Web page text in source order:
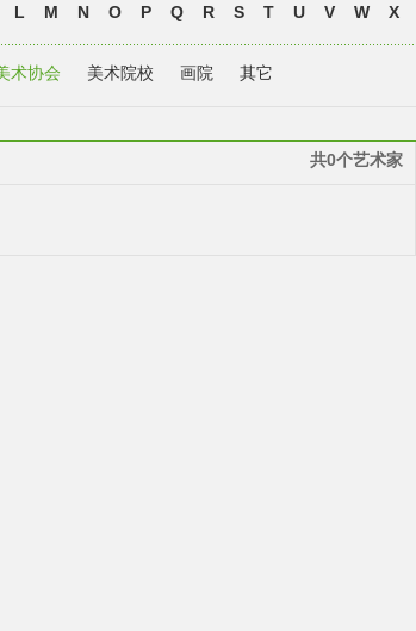
L M N O P Q R S T U V W X
术协会 美术院校 画院 其它
共0个艺术家